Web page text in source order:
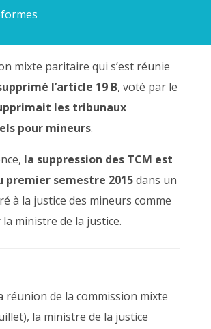
mixte paritaire qui s’est réunie
l’article 19 B, voté par le
les tribunaux
pour mineurs.
la suppression des TCM est
premier semestre 2015dans un
à la justice des mineurs comme
ministre de la justice.
réunion de la commission mixte
la ministre de la justice